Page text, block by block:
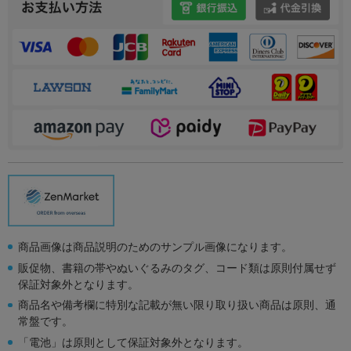
商品画像は商品説明のためのサンプル画像になります。
販促物、書籍の帯やぬいぐるみのタグ、コード類は原則付属せず
保証対象外となります。
商品名や備考欄に特別な記載が無い限り取り扱い商品は原則、通
常盤です。
「電池」は原則として保証対象外となります。